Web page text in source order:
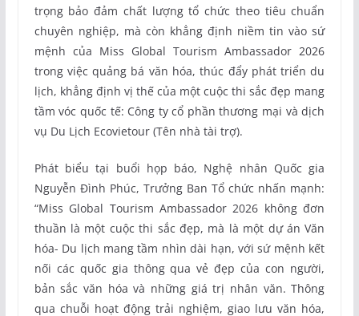
trọng bảo đảm chất lượng tổ chức theo tiêu chuẩn
chuyên nghiệp, mà còn khẳng định niềm tin vào sứ
mệnh của Miss Global Tourism Ambassador 2026
trong việc quảng bá văn hóa, thúc đẩy phát triển du
lịch, khẳng định vị thế của một cuộc thi sắc đẹp mang
tầm vóc quốc tế: Công ty cổ phần thương mại và dịch
vụ Du Lịch Ecovietour (Tên nhà tài trợ).
Phát biểu tại buổi họp báo, Nghệ nhân Quốc gia
Nguyễn Đình Phúc, Trưởng Ban Tổ chức nhấn mạnh:
“Miss Global Tourism Ambassador 2026 không đơn
thuần là một cuộc thi sắc đẹp, mà là một dự án Văn
hóa- Du lịch mang tầm nhìn dài hạn, với sứ mệnh kết
nối các quốc gia thông qua vẻ đẹp của con người,
bản sắc văn hóa và những giá trị nhân văn. Thông
qua chuỗi hoạt động trải nghiệm, giao lưu văn hóa,